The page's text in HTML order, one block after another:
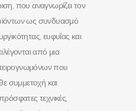
που αναγνωρίζει τον
ως συνδυασμό
ευφυΐας και
από μια
που
συμμετοχή και
τεχνικές,